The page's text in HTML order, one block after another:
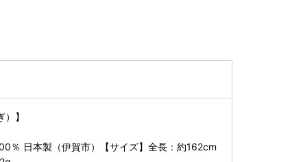
】
％ 日本製（伊賀市）【サイズ】全長：約162cm